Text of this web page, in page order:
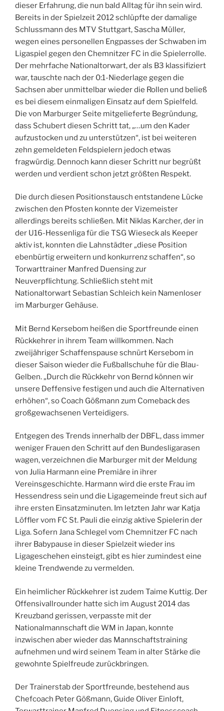
dieser Erfahrung, die nun bald Alltag für ihn sein wird.
Bereits in der Spielzeit 2012 schlüpfte der damalige
Schlussmann des MTV Stuttgart, Sascha Müller,
wegen eines personellen Engpasses der Schwaben im
Ligaspiel gegen den Chemnitzer FC in die Spielerrolle.
Der mehrfache Nationaltorwart, der als B3 klassifiziert
war, tauschte nach der 0:1-Niederlage gegen die
Sachsen aber unmittelbar wieder die Rollen und beließ
es bei diesem einmaligen Einsatz auf dem Spielfeld.
Die von Marburger Seite mitgelieferte Begründung,
dass Schubert diesen Schritt tat, „…um den Kader
aufzustocken und zu unterstützen“, ist bei weiteren
zehn gemeldeten Feldspielern jedoch etwas
fragwürdig. Dennoch kann dieser Schritt nur begrüßt
werden und verdient schon jetzt größten Respekt.
Die durch diesen Positionstausch entstandene Lücke
zwischen den Pfosten konnte der Vizemeister
allerdings bereits schließen. Mit Niklas Karcher, der in
der U16-Hessenliga für die TSG Wieseck als Keeper
aktiv ist, konnten die Lahnstädter „diese Position
ebenbürtig erweitern und konkurrenz schaffen“, so
Torwarttrainer Manfred Duensing zur
Neuverpflichtung. Schließlich steht mit
Nationaltorwart Sebastian Schleich kein Namenloser
im Marburger Gehäuse.
Mit Bernd Kersebom heißen die Sportfreunde einen
Rückkehrer in ihrem Team willkommen. Nach
zweijähriger Schaffenspause schnürt Kersebom in
dieser Saison wieder die Fußballschuhe für die Blau-
Gelben. „Durch die Rückkehr von Bernd können wir
unsere Deffensive festigen und auch die Alternativen
erhöhen“, so Coach Gößmann zum Comeback des
großgewachsenen Verteidigers.
Entgegen des Trends innerhalb der DBFL, dass immer
weniger Frauen den Schritt auf den Bundesligarasen
wagen, verzeichnen die Marburger mit der Meldung
von Julia Harmann eine Premiäre in ihrer
Vereinsgeschichte. Harmann wird die erste Frau im
Hessendress sein und die Ligagemeinde freut sich auf
ihre ersten Einsatzminuten. Im letzten Jahr war Katja
Löffler vom FC St. Pauli die einzig aktive Spielerin der
Liga. Sofern Jana Schlegel vom Chemnitzer FC nach
ihrer Babypause in dieser Spielzeit wieder ins
Ligageschehen einsteigt, gibt es hier zumindest eine
kleine Trendwende zu vermelden.
Ein heimlicher Rückkehrer ist zudem Taime Kuttig. Der
Offensivallrounder hatte sich im August 2014 das
Kreuzband gerissen, verpasste mit der
Nationalmannschaft die WM in Japan, konnte
inzwischen aber wieder das Mannschaftstraining
aufnehmen und wird seinem Team in alter Stärke die
gewohnte Spielfreude zurückbringen.
Der Trainerstab der Sportfreunde, bestehend aus
Chefcoach Peter Gößmann, Guide Oliver Einloft,